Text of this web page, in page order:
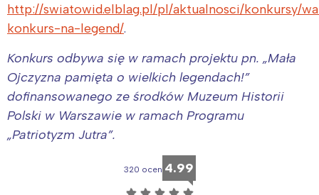
http://swiatowid.elblag.pl/pl/aktualnosci/konkursy/
konkurs-na-legend/.
Konkurs odbywa się w ramach projektu pn. „Mała
Ojczyzna pamięta o wielkich legendach!”
dofinansowanego ze środków Muzeum Historii
Polski w Warszawie w ramach Programu
„Patriotyzm Jutra”.
320 ocen 4.99